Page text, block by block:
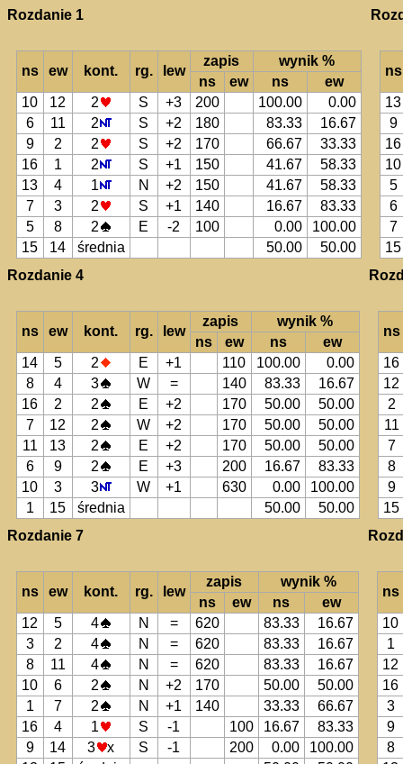
Rozdanie 1
ns ew kont. rg. lew
zapis
wynik %
ns
ew ns
ew
10
12 2 S +3 200 100.00
0.00
6
11 2 S +2 180 83.33
16.67
9
2 2 S +2 170 66.67
33.33
16
1 2 S +1 150 41.67
58.33
13
4 1 N +2 150 41.67
58.33
7
3 2 S +1 140 16.67
83.33
5
8 2 E -2 100 0.00
100.00
15
14 średnia 50.00 50.00
ns
13
9
16
10
5
6
7
15
Rozdanie 4
ns ew kont. rg. lew
zapis
wynik %
ns
ew ns
ew
14
5 2 E +1 110 100.00
0.00
8
4 3 W = 140 83.33
16.67
16
2 2 E +2 170 50.00
50.00
7
12 2 W +2 170 50.00
50.00
11
13 2 E +2 170 50.00
50.00
6
9 2 E +3 200 16.67
83.33
10
3 3 W +1 630 0.00
100.00
1
15 średnia 50.00 50.00
ns
16
12
2
11
7
8
9
15
Rozdanie 7
ns ew kont. rg. lew
zapis
wynik %
ns
ew ns
ew
12
5 4 N = 620 83.33
16.67
3
2 4 N = 620 83.33
16.67
8
11 4 N = 620 83.33
16.67
10
6 2 N +2 170 50.00
50.00
1
7 2 N +1 140 33.33
66.67
16
4 1 S -1 100 16.67
83.33
9
14 3 x S -1 200 0.00
100.00
ns
10
1
12
16
3
9
8